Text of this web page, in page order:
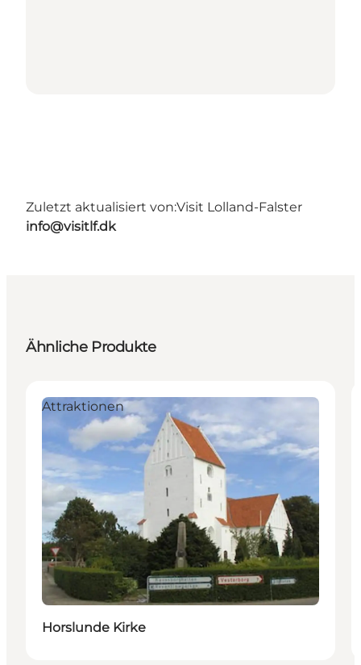
Zuletzt aktualisiert von:Visit Lolland-Falster
info@visitlf.dk
Ähnliche Produkte
Attraktionen
Horslunde Kirke